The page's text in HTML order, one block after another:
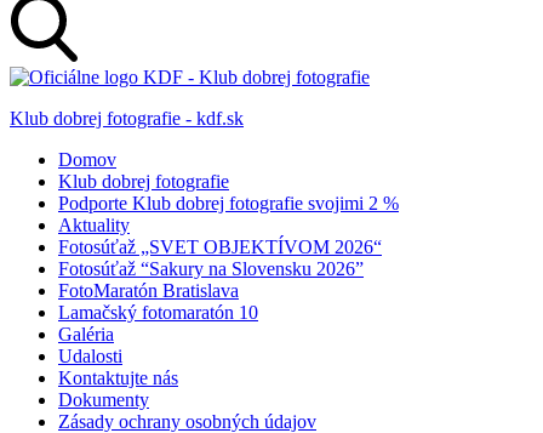
Klub dobrej fotografie - kdf.sk
Domov
Klub dobrej fotografie
Podporte Klub dobrej fotografie svojimi 2 %
Aktuality
Fotosúťaž „SVET OBJEKTÍVOM 2026“
Fotosúťaž “Sakury na Slovensku 2026”
FotoMaratón Bratislava
Lamačský fotomaratón 10
Galéria
Udalosti
Kontaktujte nás
Dokumenty
Zásady ochrany osobných údajov